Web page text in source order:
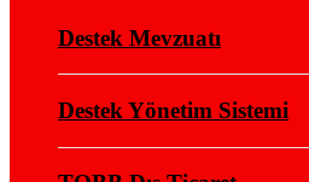
Destek Mevzuatı
Destek Yönetim Sistemi